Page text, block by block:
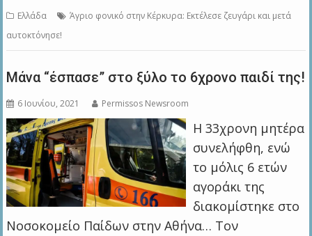
Ελλάδα
Άγριο φονικό στην Κέρκυρα: Εκτέλεσε ζευγάρι και μετά
αυτοκτόνησε!
Μάνα “έσπασε” στο ξύλο το 6χρονο παιδί της!
6 Ιουνίου, 2021 Permissos Newsroom
Η 33χρονη μητέρα
συνελήφθη, ενώ
το μόλις 6 ετών
αγοράκι της
διακομίστηκε στο
Νοσοκομείο Παίδων στην Αθήνα… Τον